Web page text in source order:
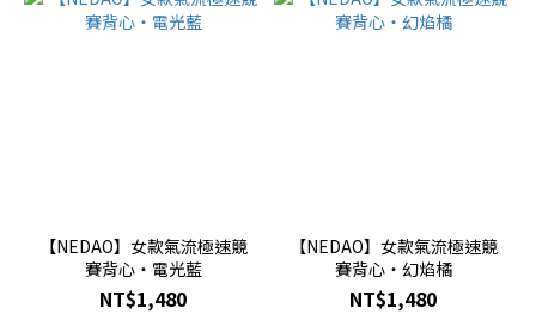
【NEDAO】女款氣流極速競
賽背心・電光藍
NT$1,480
【NEDAO】女款氣流極速競
賽背心・幻焰橘
NT$1,480